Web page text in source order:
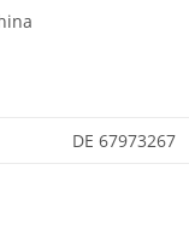
DE 67973267